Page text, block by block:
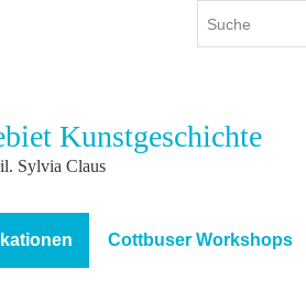
International
Internationales Profil
Mit der BTU ins Ausland
Für internationale
Weiterbildung
Kunstgeschichte
Sylvia Claus
Cottbuser Workshops